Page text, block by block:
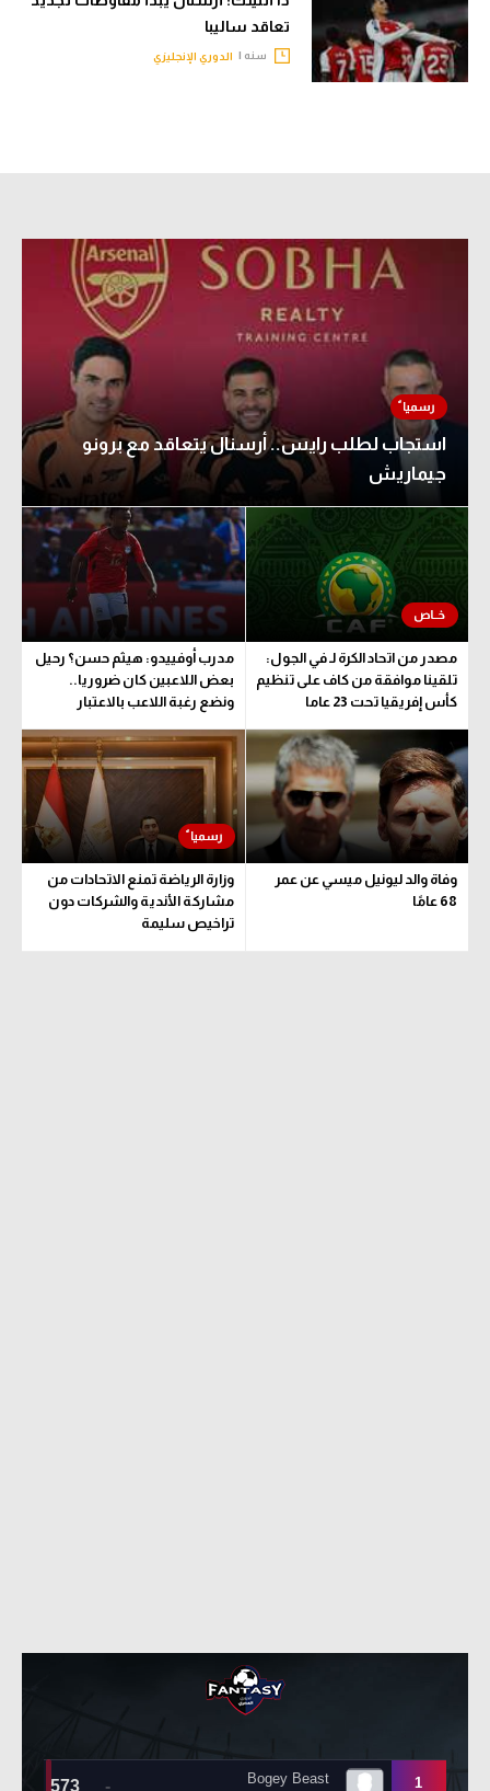
تعاقد ساليبا
سنه | الدوري الإنجليزي
استجاب لطلب رايس.. أرسنال يتعاقد مع برونو
جيماريش
مصدر من اتحاد الكرة لـ في الجول:
تلقينا موافقة من كاف على تنظيم
كأس إفريقيا تحت 23 عاما
مدرب أوفييدو: هيثم حسن؟ رحيل
بعض اللاعبين كان ضروريا..
ونضع رغبة اللاعب بالاعتبار
وفاة والد ليونيل ميسي عن عمر
68 عامًا
وزارة الرياضة تمنع الاتحادات من
مشاركة الأندية والشركات دون
تراخيص سليمة